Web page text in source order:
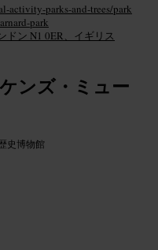
activity-parks-and-trees/park
park
ドン N1 0ER、イギリス
ンズ・ミュー
史博物館